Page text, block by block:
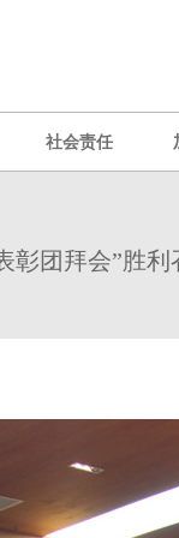
社会责任
彰团拜会”胜利